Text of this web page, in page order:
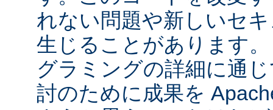
れない問題や新しいセ
生じることがあります
グラミングの詳細に通
討のために成果を